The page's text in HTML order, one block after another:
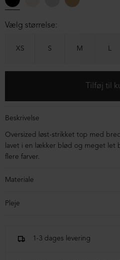
Vælg størrelse:
XS S M L
Beskrivelse
Oversized løst-strikket top med
lavet i en lækker blød og meget let
flere farver.
Materiale
Pleje
varme.
1-3 dages levering